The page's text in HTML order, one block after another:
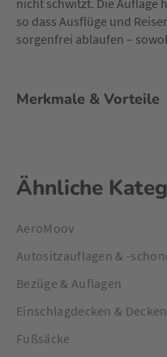
nicht schwitzt. Die Auflage
so dass Ausflüge und
sorgenfrei ablaufen –
Merkmale & Vorteile
Ähnliche
AeroMoov
Autositzauflagen & -
Bezüge & Auflagen
Einschlagdecken & Decken
Fußsäcke